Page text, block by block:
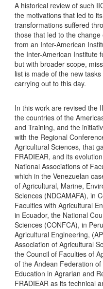
A historical review of such
the motivations that led to
transformations suffered
those that led to the
from an Inter-American
the Inter-American Institute
but with broader scope,
list is made of the new
carrying out to this day.
In this work are revised the
the countries of the
and Training, and the
with the Regional
Agricultural Sciences, that
FRADIEAR, and its
National Associations of
which in the Venezuelan
of Agricultural, Marine,
Sciences (NDCAMAFA), in
Faculties with Agricultural
in Ecuador, the National
Sciences (CONFCA), in
Agricultural Engineering,
Association of Agricultural
the Council of Faculties of
of the Andean Federation
Education in Agrarian and
FRADIEAR as its technical